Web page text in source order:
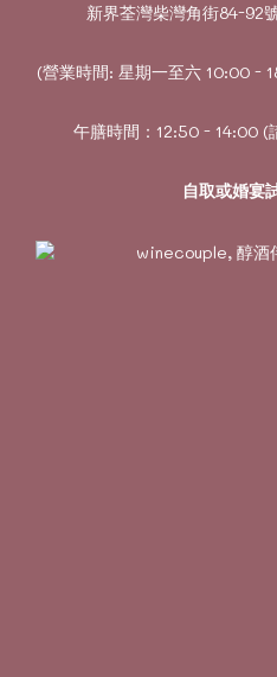
新界荃灣柴灣角街84-92
(營業時間: 星期一至六 10:00 -
午膳時間：12:50 - 14:00 (
自取或婚宴